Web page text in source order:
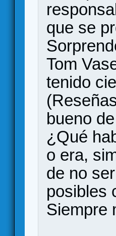
que se
Tom
tenido
bueno
¿Qué
o era,
de no
posibles
Siempre